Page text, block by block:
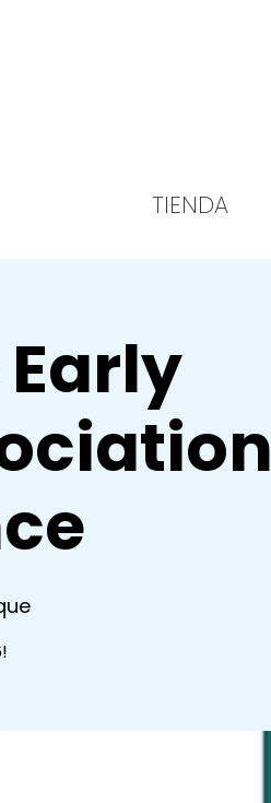
TIENDA